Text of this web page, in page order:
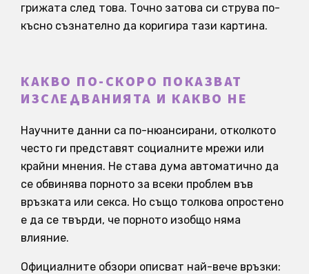
грижата след това. Точно затова си струва по-
късно съзнателно да коригира тази картина.
КАКВО ПО-СКОРО ПОКАЗВАТ
ИЗСЛЕДВАНИЯТА И КАКВО НЕ
Научните данни са по-нюансирани, отколкото
често ги представят социалните мрежи или
крайни мнения. Не става дума автоматично да
се обвинява порното за всеки проблем във
връзката или секса. Но също толкова опростено
е да се твърди, че порното изобщо няма
влияние.
Официалните обзори описват най-вече връзки: